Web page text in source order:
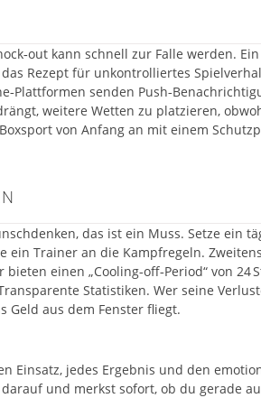
kann schnell zur Falle werden.
Rezept für unkontrolliertes
senden
weitere Wetten zu platzieren,
von Anfang an mit einem
das ist ein Muss. Setze ein
Trainer an die Kampfregeln.
einen „Cooling‑off‑Period“ von 24
Statistiken. Wer seine
Geld aus dem Fenster fliegt.
Einsatz, jedes Ergebnis und den
und merkst sofort, ob du gerade